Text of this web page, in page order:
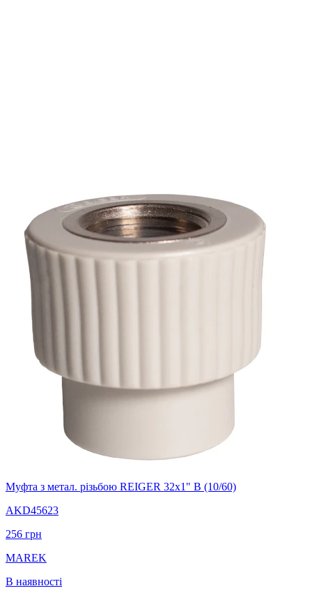
Муфта з метал. різьбою REIGER 32х1" В (10/60)
AKD45623
256 грн
MAREK
В наявності